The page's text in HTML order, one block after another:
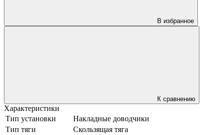
В избранное
К сравнению
Характеристики
Тип установки
Накладные доводчики
Тип тяги
Скользящая тяга